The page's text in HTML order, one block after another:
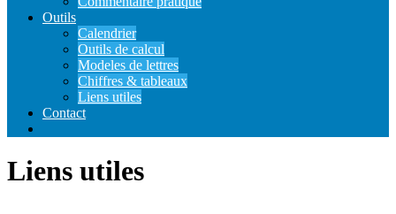
Outils
Calendrier
Outils de calcul
Modeles de lettres
Chiffres & tableaux
Liens utiles
Contact
Liens utiles